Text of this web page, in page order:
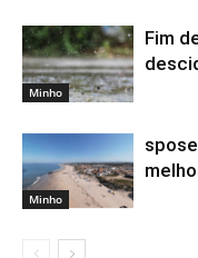
Minho
Fim
Minho